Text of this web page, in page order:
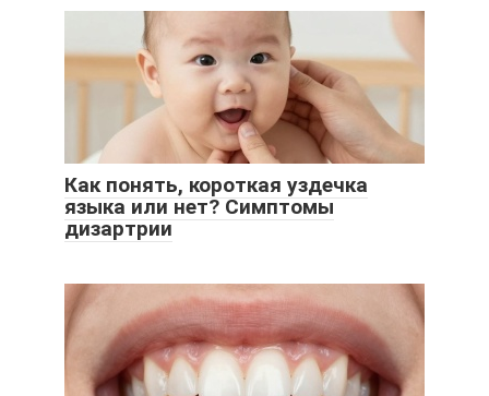
Как понять, короткая уздечка
языка или нет? Симптомы
дизартрии